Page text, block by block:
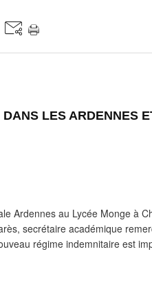
LES ARDENNES
Ardennes au Lycée Monge à
secrétaire académique
régime indemnitaire est